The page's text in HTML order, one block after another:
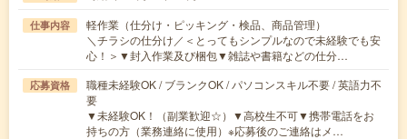
仕事内容
軽作業（仕分け・ピッキング・検品、商品管理）
＼チラシの仕分け／＜とってもシンプルなので未経験でも安
心！＞▼封入作業及び梱包▼雑誌や書籍などの仕分…
応募資格
職種未経験OK / ブランクOK / パソコンスキル不要 / 英語力不
要
▼未経験OK！（副業歓迎☆）▼高校生不可▼携帯電話をお
持ちの方（業務連絡に使用）※応募後のご連絡はメ…